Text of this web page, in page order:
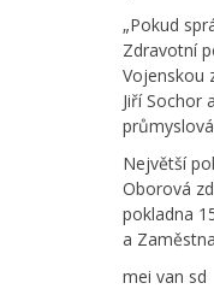
„Pokud
Zdravotní
Vojenskou
Jiří Sochor
Největší
Oborová
pokladna
a
mei van sd